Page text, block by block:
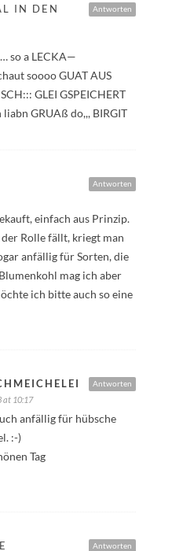
Antworten
IN DEN
so a LECKA—
soooo GUAT AUS
GLEI GSPEICHERT
liabn GRUAß do,,, BIRGIT
Antworten
einfach aus Prinzip.
der Rolle fällt, kriegt man
anfällig für Sorten, die
mag ich aber
ich bitte auch so eine
Antworten
at 10:17
anfällig für hübsche
:-)
Tag
Antworten